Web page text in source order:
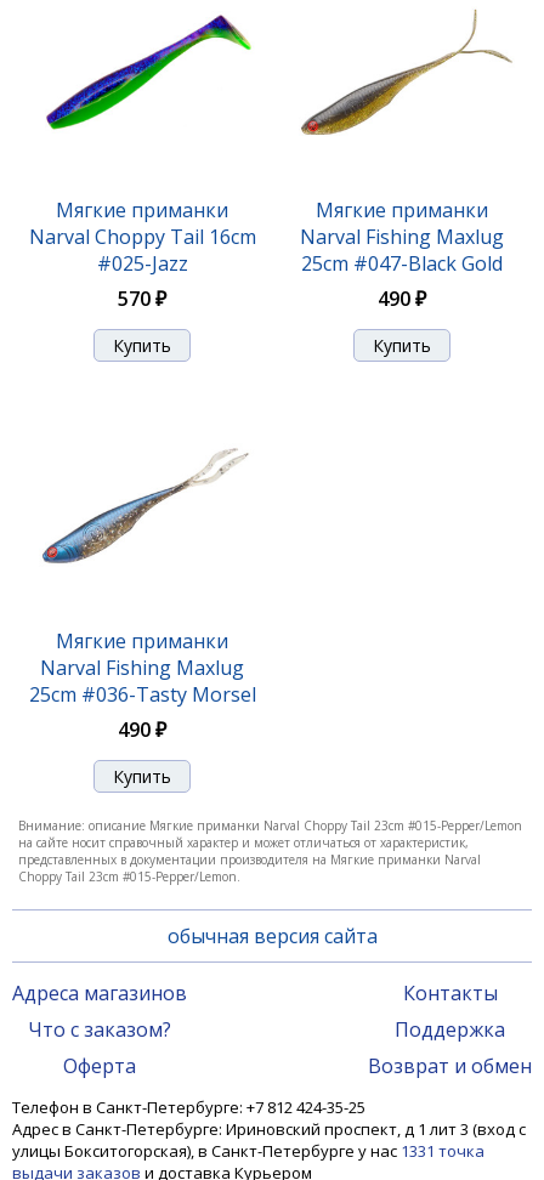
Мягкие приманки Narval Choppy Tail 14cm #031-
Baby Chu
Мягкие приманки Narval Choppy Tail 14cm #045-
Black Lime
550 ₽
Мягкие приманки Narval Choppy Tail 16cm #023-
570 ₽
Мягкие приманки
Narval Choppy Tail 16cm
#025-Jazz
570 ₽
Мягкие приманки
Narval Fishing Maxlug
25cm #047-Black Gold
490 ₽
Мягкие приманки
Narval Fishing Maxlug
25cm #036-Tasty Morsel
490 ₽
Внимание: описание Мягкие приманки Narval Choppy Tail 23cm #015-Pepper/Lemon
на сайте носит справочный характер и может отличаться от характеристик,
представленных в документации производителя на Мягкие приманки Narval
Choppy Tail 23cm #015-Pepper/Lemon.
обычная версия сайта
Адреса магазинов
Что с заказом?
Оферта
Контакты
Поддержка
Возврат и обмен
Телефон в Санкт-Петербурге: +7 812 424-35-25
Адрес в Санкт-Петербурге: Ириновский проспект, д 1 лит 3 (вход с
улицы Бокситогорская), в Санкт-Петербурге у нас 1331 точка
выдачи заказов и доставка Курьером